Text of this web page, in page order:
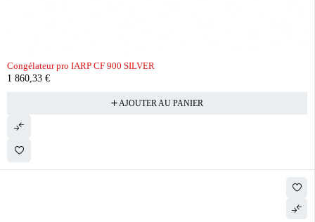
Congélateur pro IARP CF 900 SILVER
1 860,33 €
AJOUTER AU PANIER